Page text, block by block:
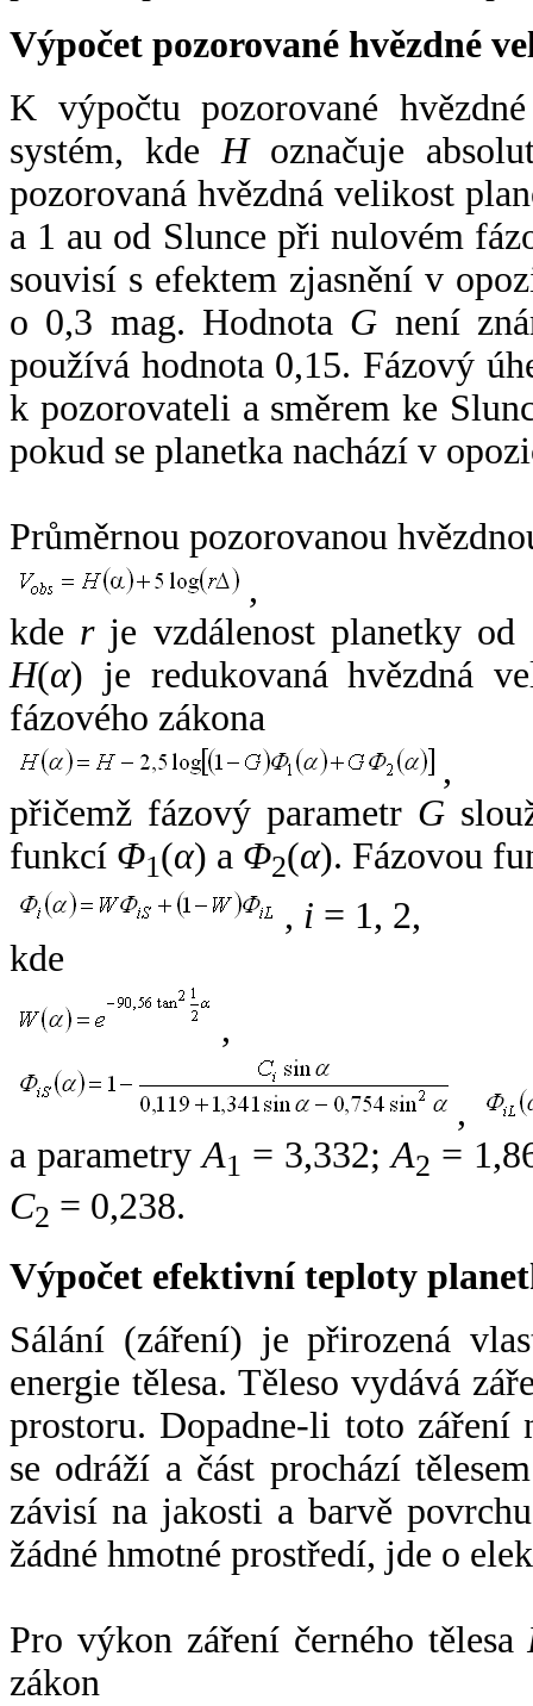
Výpočet pozorované hvězdné
K výpočtu pozorované
systém, kde Hoznačuje
pozorovaná hvězdná velikost
a 1 au od Slunce při nulovém
souvisí s efektem zjasnění v
o 0,3 mag. Hodnota G není
používá hodnota 0,15. Fázový
k pozorovateli a směrem ke
pokud se planetka nachází v
Průměrnou pozorovanou
,
kde rje vzdálenost planetky od
H(α) je redukovaná hvězdná
fázového zákona
,
přičemž fázový parametr G
funkcí Φ1(α) a Φ2(α). Fázovou
, i = 1, 2,
kde
,
,
a parametryA1 = 3,332;A2 =
C2 = 0,238.
Výpočet efektivní teploty
Sálání (záření) je přirozená
energie tělesa. Těleso vydává
prostoru. Dopadne-li toto záření
se odráží a část prochází
závisí na jakosti a barvě
žádné hmotné prostředí, jde o
Pro výkon záření černého tělesa
zákon